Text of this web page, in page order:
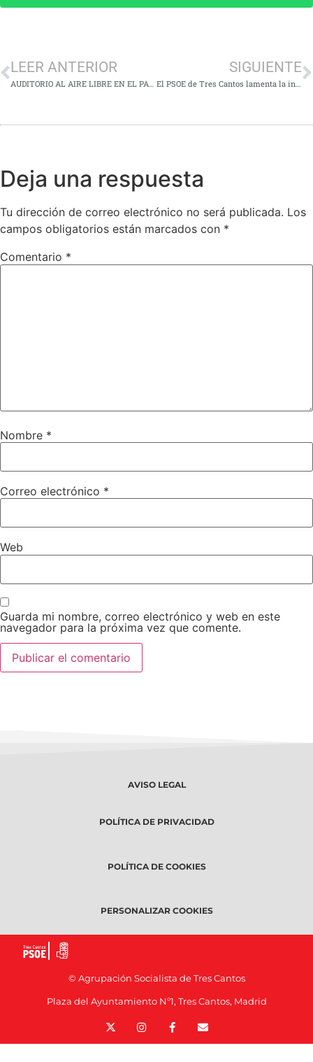
LEER ANTERIOR
AUDITORIO AL AIRE LIBRE EN EL PARQUE CENTRAL
SIGUIENTE
El PSOE de Tres Cantos lamenta la insuficiente inversión en Servicios Sociales
Deja una respuesta
Tu dirección de correo electrónico no será publicada. Los
campos obligatorios están marcados con *
Comentario *
Nombre *
Correo electrónico *
Web
Guarda mi nombre, correo electrónico y web en este
navegador para la próxima vez que comente.
AVISO LEGAL
POLÍTICA DE PRIVACIDAD
POLÍTICA DE COOKIES
PERSONALIZAR COOKIES
© Agrupación Socialista de Tres Cantos
Plaza del Ayuntamiento Nº1, Tres Cantos, Madrid